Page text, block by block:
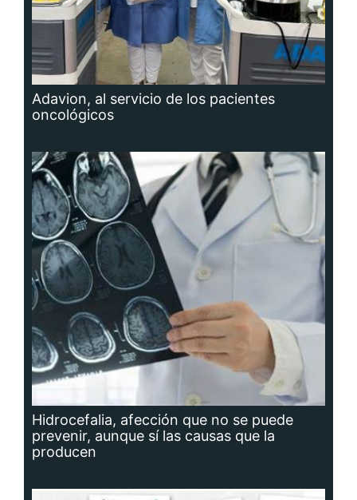
Adavion, al servicio de los pacientes
oncológicos
Hidrocefalia, afección que no se puede
prevenir, aunque sí las causas que la
producen